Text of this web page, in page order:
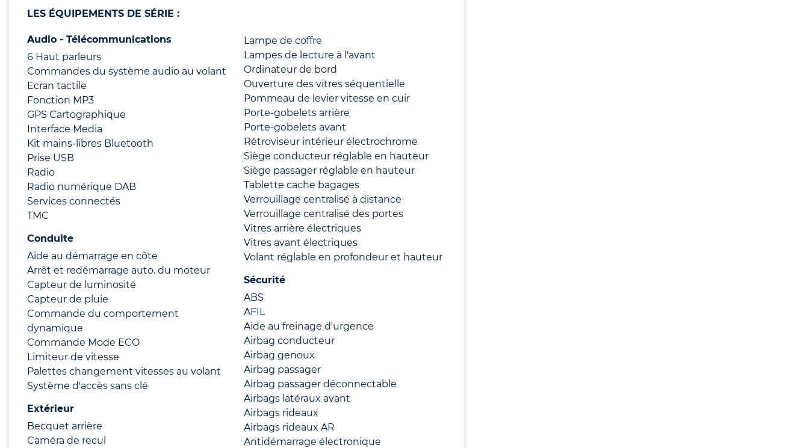
LES ÉQUIPEMENTS DE SÉRIE :
Audio - Télécommunications
6 Haut parleurs
Commandes du système audio au volant
Ecran tactile
Fonction MP3
GPS Cartographique
Interface Media
Kit mains-libres Bluetooth
Prise USB
Radio
Radio numérique DAB
Services connectés
TMC
Conduite
Aide au démarrage en côte
Arrêt et redémarrage auto. du moteur
Capteur de luminosité
Capteur de pluie
Commande du comportement
dynamique
Commande Mode ECO
Limiteur de vitesse
Palettes changement vitesses au volant
Système d'accès sans clé
Extérieur
Becquet arrière
Caméra de recul
Lampe de coffre
Lampes de lecture à l'avant
Ordinateur de bord
Ouverture des vitres séquentielle
Pommeau de levier vitesse en cuir
Porte-gobelets arrière
Porte-gobelets avant
Rétroviseur intérieur électrochrome
Siège conducteur réglable en hauteur
Siège passager réglable en hauteur
Tablette cache bagages
Verrouillage centralisé à distance
Verrouillage centralisé des portes
Vitres arrière électriques
Vitres avant électriques
Volant réglable en profondeur et hauteur
Sécurité
ABS
AFIL
Aide au freinage d'urgence
Airbag conducteur
Airbag genoux
Airbag passager
Airbag passager déconnectable
Airbags latéraux avant
Airbags rideaux
Airbags rideaux AR
Antidémarrage électronique